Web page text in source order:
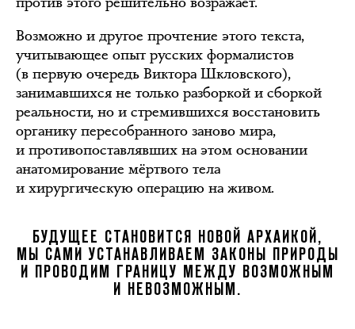
Возможно и другое прочтение этого текста,
учитывающее опыт русских формалистов
(в первую очередь Виктора Шкловского),
занимавшихся не только разборкой и сборкой
реальности, но и стремившихся восстановить
органику пересобранного заново мира,
и противопоставлявших на этом основании
анатомирование мёртвого тела
и хирургическую операцию на живом.
БУДУЩЕЕ СТАНОВИТСЯ НОВОЙ АРХАИКОЙ,
МЫ САМИ УСТАНАВЛИВАЕМ ЗАКОНЫ ПРИРОДЫ
И ПРОВОДИМ ГРАНИЦУ МЕЖДУ ВОЗМОЖНЫМ
И НЕВОЗМОЖНЫМ.